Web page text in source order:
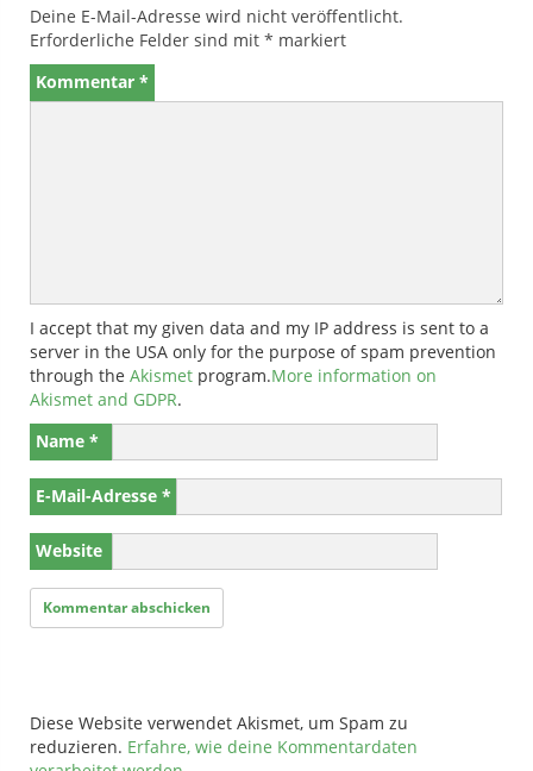
Deine E-Mail-Adresse wird nicht veröffentlicht.
Erforderliche Felder sind mit * markiert
Kommentar *
I accept that my given data and my IP address is sent to a
server in the USA only for the purpose of spam prevention
through the Akismet program.More information on
Akismet and GDPR.
Name *
E-Mail-Adresse *
Website
Diese Website verwendet Akismet, um Spam zu
reduzieren. Erfahre, wie deine Kommentardaten